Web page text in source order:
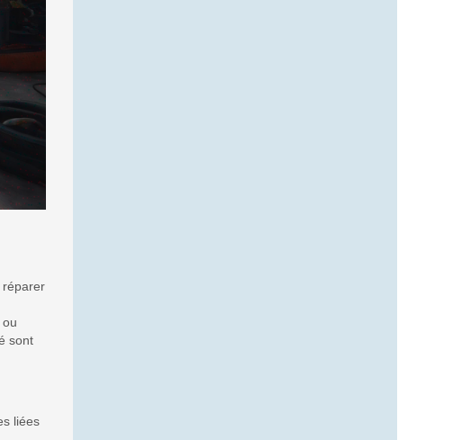
réparer
sont
liées